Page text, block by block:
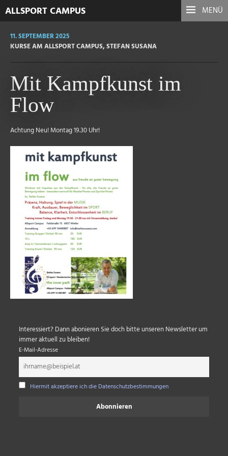
MENÜ
ALLSPORT CAMPUS
11. SEPTEMBER 2025
KURSE AM ALLSPORT CAMPUS,STEFAN SUSANA
Mit Kampfkunst im
Flow
Achtung Neu! Montag 19.30 Uhr!
Interessiert? Dann abonieren Sie doch bitte unseren Newsletter um
immer aktuell zu bleiben!
E-Mail-Adresse
Hiermit akzeptiere ich die Datenschutzbestimmungen